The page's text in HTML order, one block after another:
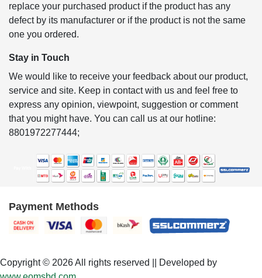
replace your purchased product if the product has any
defect by its manufacturer or if the product is not the same
one you ordered.
Stay in Touch
We would like to receive your feedback about our product,
service and site. Keep in contact with us and feel free to
express any opinion, viewpoint, suggestion or comment
that you might have. You can call us at our hotline:
8801972277444;
Payment Methods
Copyright © 2026 All rights reserved || Developed by